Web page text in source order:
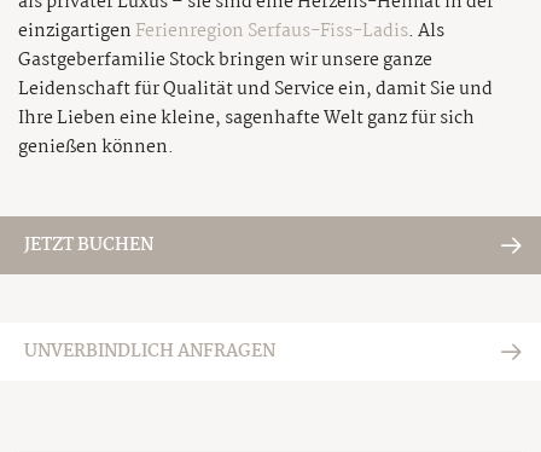
Sitemap
Impressum
Datenschutz
einzigartigen Ferienregion Serfaus-Fiss-Ladis. Als
Gastgeberfamilie Stock bringen wir unsere ganze
Leidenschaft für Qualität und Service ein, damit Sie und
Ihre Lieben eine kleine, sagenhafte Welt ganz für sich
genießen können.
JETZT BUCHEN
UNVERBINDLICH ANFRAGEN